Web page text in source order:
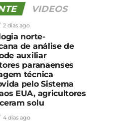
VIDEOS
2 dias ago
norte-
de análise de
auxiliar
paranaenses
técnica
pelo Sistema
EUA, agricultores
solu
4 dias ago